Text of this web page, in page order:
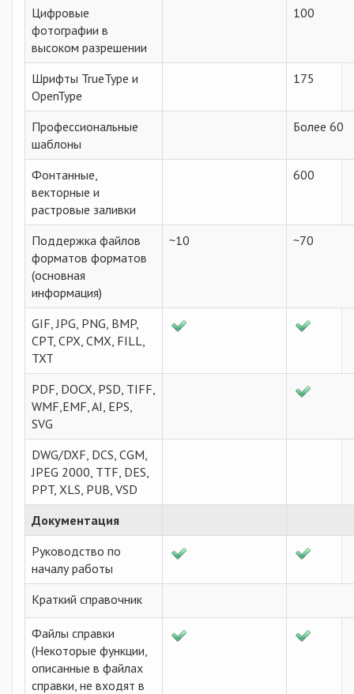
Цифровые
фотографии в
высоком разрешении
100
Шрифты TrueType и
OpenType
175
Профессиональные
шаблоны
Более 60
Фонтанные,
векторные и
растровые заливки
600
Поддержка файлов
форматов форматов
(основная
информация)
~10 ~70
GIF, JPG, PNG, BMP,
CPT, CPX, CMX, FILL,
TXT
PDF, DOCX, PSD, TIFF,
WMF,EMF, AI, EPS,
SVG
DWG/DXF, DCS, CGM,
JPEG 2000, TTF, DES,
PPT, XLS, PUB, VSD
Документация
Руководство по
началу работы
Краткий справочник
Файлы справки
(Некоторые функции,
описанные в файлах
справки, не входят в